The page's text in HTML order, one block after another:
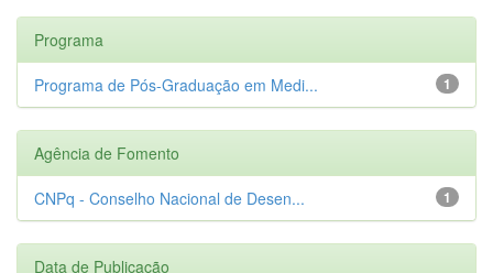
Programa
1
Programa de Pós-Graduação em Medi...
Agência de Fomento
1
CNPq - Conselho Nacional de Desen...
Data de Publicação